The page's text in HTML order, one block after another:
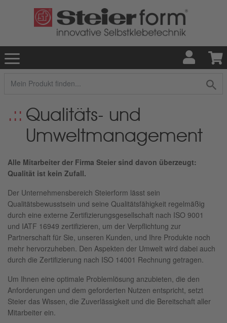
Qualitäts- und
Umweltmanagement
Alle Mitarbeiter der Firma Steier sind davon überzeugt:
Qualität ist kein Zufall.
Der Unternehmensbereich Steierform lässt sein
Qualitätsbewusstsein und seine Qualitätsfähigkeit regelmäßig
durch eine externe Zertifizierungsgesellschaft nach ISO 9001
und IATF 16949 zertifizieren, um der Verpflichtung zur
Partnerschaft für Sie, unseren Kunden, und Ihre Produkte noch
mehr hervorzuheben. Den Aspekten der Umwelt wird dabei auch
durch die Zertifizierung nach ISO 14001 Rechnung getragen.
Um Ihnen eine optimale Problemlösung anzubieten, die den
Anforderungen und dem geforderten Nutzen entspricht, setzt
Steier das Wissen, die Zuverlässigkeit und die Bereitschaft aller
Mitarbeiter ein.